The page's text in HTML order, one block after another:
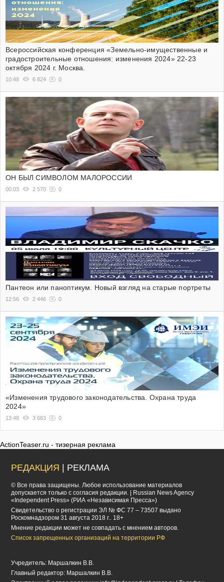
Всероссийская конференция «Земельно-имущественные и
градостроительные отношения: изменения 2024» 22-23
октября 2024 г. Москва.
10:48 6 824 0
ОН БЫЛ СИМВОЛОМ МАЛОРОССИИ
00:03 2 570 0
Пантеон или паноптикум. Новый взгляд на старые портреты
12:56 2 446 0
«Изменения трудового законодательства. Охрана труда
2024»
13:48 3 683 0
ActionTeaser.ru - тизерная реклама
РЕДАКЦИЯ | РЕКЛАМА
© Все права защищены. Любое использование материалов
допускается только с согласия редакции. | Russian News Agency
«Independent Press» (РИА «Независимая Пресса»)
Cвидетельство о регистрации ЭЛ № ФС 77 – 73507 выдано
Роскомнадзором 31 августа 2018 г.. 18+
Мнение редакции может не совпадать с мнением авторов.
Список запрещенных организаций на территории РФ
Учредитель: Маршалкин В.В.
Главный редактор: Маршалкин В.В.